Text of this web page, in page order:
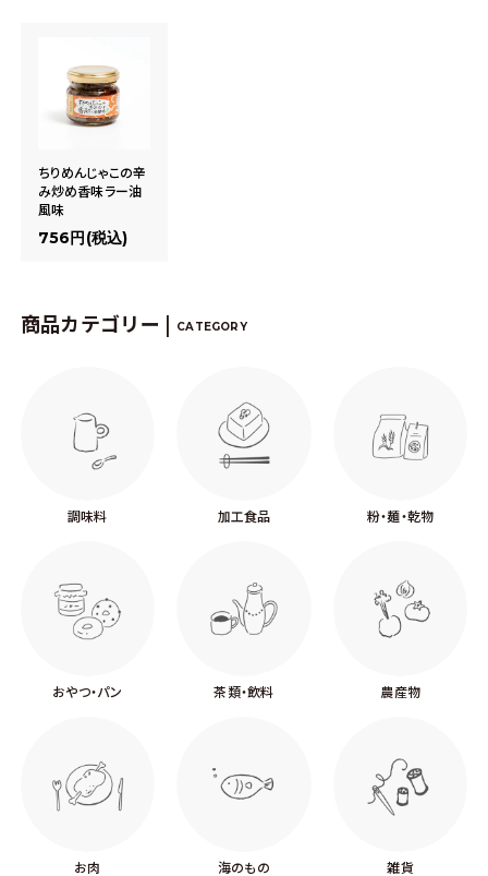
ちりめんじゃこの辛
み炒め香味ラー油
風味
756円(税込)
商品カテゴリー | CATEGORY
調味料 加工食品 粉・麺・乾物
おやつ・パン 茶類・飲料 農産物
お肉 海のもの 雑貨